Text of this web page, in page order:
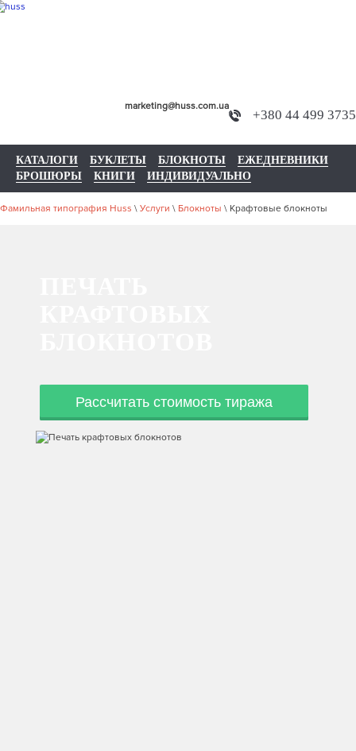
+380 44 499 3735
marketing@huss.com.ua
КАТАЛОГИ БУКЛЕТЫ БЛОКНОТЫ
ЕЖЕДНЕВНИКИ
БРОШЮРЫ
КНИГИ ИНДИВИДУАЛЬНО
Фамильная типография Huss \ Услуги \ Блокноты \ Крафтовые блокноты
Рассчитать стоимость тиража